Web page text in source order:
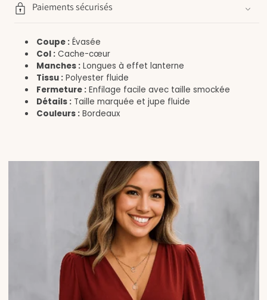
Paiements sécurisés
Coupe : Évasée
Col : Cache-cœur
Manches : Longues à effet lanterne
Tissu : Polyester fluide
Fermeture : Enfilage facile avec taille smockée
Détails : Taille marquée et jupe fluide
Couleurs : Bordeaux